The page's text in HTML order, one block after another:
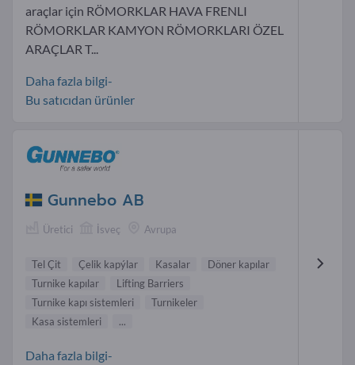
araçlar için RÖMORKLAR HAVA FRENLI
RÖMORKLAR KAMYON RÖMORKLARI ÖZEL
ARAÇLAR T...
Daha fazla bilgi-
Bu satıcıdan ürünler
Gunnebo AB
Üretici İsveç Avrupa
Tel Çit Çelik kapýlar Kasalar
Döner kapılar
Turnike kapılar
Lifting Barriers
Turnike kapı sistemleri
Turnikeler
Kasa sistemleri
...
Daha fazla bilgi-